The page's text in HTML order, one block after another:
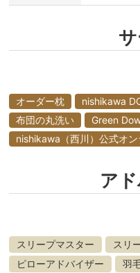
オーダー枕 nishikawa
布団の丸洗い
Green
nishikawa（西川）公式オ
ア
スリープマスター
スリ
ピローアドバイザー
羽